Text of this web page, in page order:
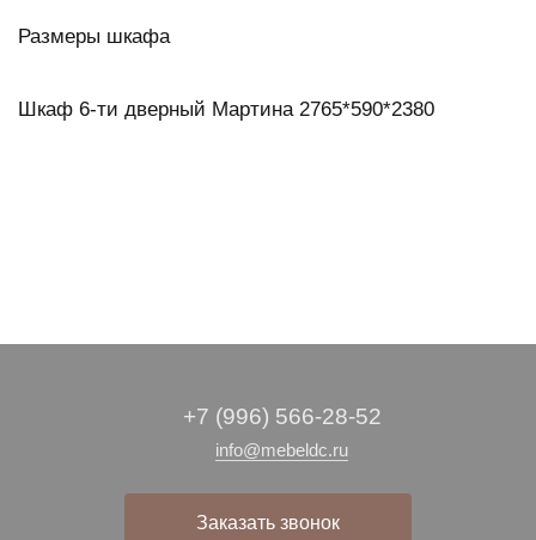
Размеры шкафа
Шкаф 6-ти дверный Мартина 2765*590*2380
+7 (996) 566-28-52
info@mebeldc.ru
Заказать звонок